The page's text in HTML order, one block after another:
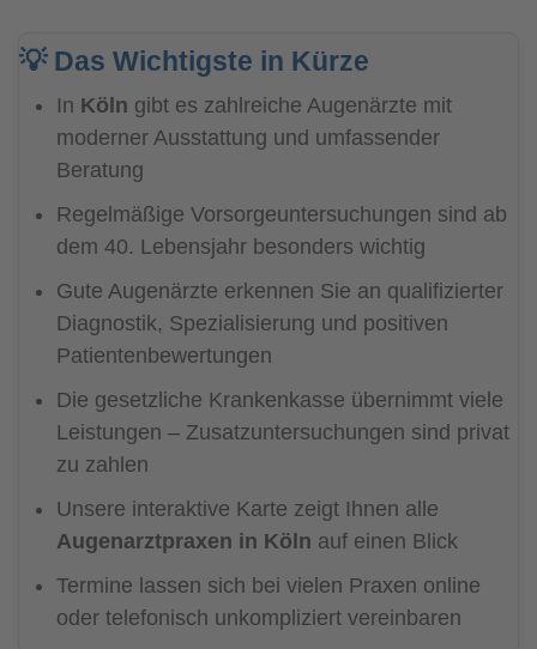
💡 Das Wichtigste in Kürze
In Köln gibt es zahlreiche Augenärzte mit
moderner Ausstattung und umfassender
Beratung
Regelmäßige Vorsorgeuntersuchungen sind ab
dem 40. Lebensjahr besonders wichtig
Gute Augenärzte erkennen Sie an qualifizierter
Diagnostik, Spezialisierung und positiven
Patientenbewertungen
Die gesetzliche Krankenkasse übernimmt viele
Leistungen – Zusatzuntersuchungen sind privat
zu zahlen
Unsere interaktive Karte zeigt Ihnen alle
Augenarztpraxen in Köln auf einen Blick
Termine lassen sich bei vielen Praxen online
oder telefonisch unkompliziert vereinbaren